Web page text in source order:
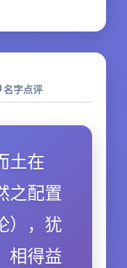
名字点评
土在
之配置
），犹
相得益